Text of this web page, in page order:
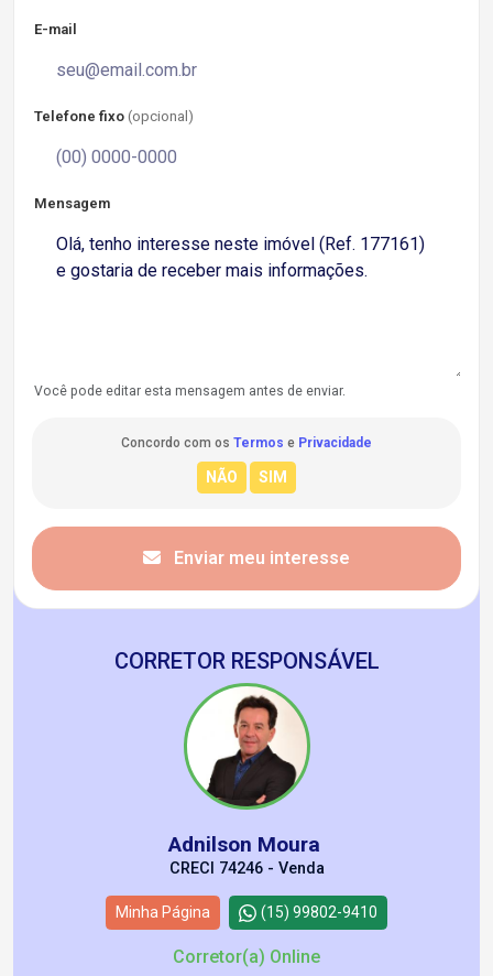
E-mail
Telefone fixo (opcional)
Mensagem
Você pode editar esta mensagem antes de enviar.
Concordo com os Termos e Privacidade
Enviar meu interesse
CORRETOR RESPONSÁVEL
Adnilson Moura
CRECI 74246 - Venda
Minha Página (15) 99802-9410
Corretor(a) Online